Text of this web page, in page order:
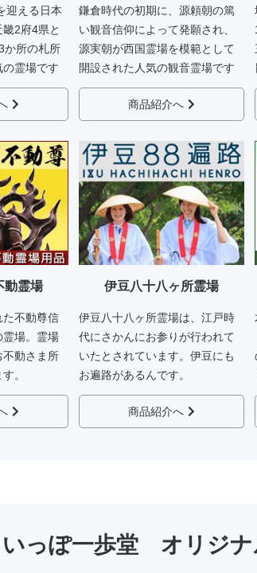
迎える日本
2府4県と
か所の札所
霊場です
鎌倉時代の初期に、源頼朝の篤
い観音信仰によって発願され、
源実朝が西国霊場を模範として
開設された人気の観音霊場です
商品紹介へ
動霊場
た不動尊信
霊場。霊場
不動さま所
。
伊豆八十八ヶ所霊場
伊豆八十八ヶ所霊場は、江戸時
代にさかんにお参りが行われて
いたとされています。伊豆にも
お遍路があるんです。
商品紹介へ
いっぽ一歩堂 オリジナ